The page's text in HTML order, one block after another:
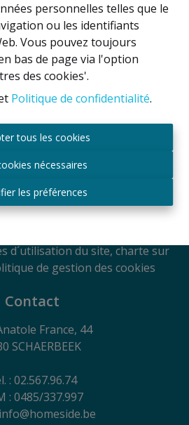
personnelles telles que le
ou les identifiants
Vous pouvez toujours
bas de page via l'option
des cookies'.
Politique de confidentialité.
tous les cookies
nécessaires
les préférences
légales
IPI: David GUNEL
intermédiaire et régisseur
16B, 1000 Bruxelles, Belgique
29juin 2018
et Cautionnement via Axa
d´utilisation du site, charte sur
de gestion des cookies
Contact
France, 44
SCHAERBEEK
: 02.567.96.74
: 0485/337.997